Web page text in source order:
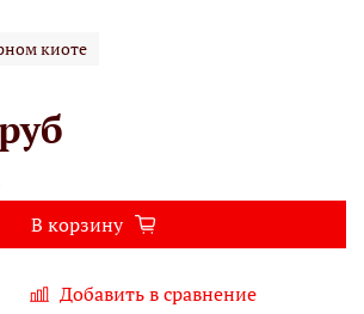
Добавить в сравнение
киоте
В корзину